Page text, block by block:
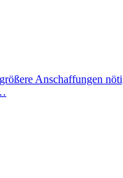
Anschaffungen